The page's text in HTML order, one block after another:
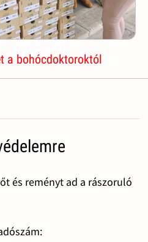
a bohócdoktoroktól
és reményt ad a rászoruló